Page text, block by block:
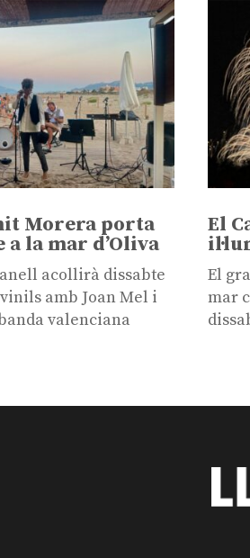
Morera porta
la mar d’Oliva
acollirà dissabte
amb Joan Mel i
valenciana
El
El
mar